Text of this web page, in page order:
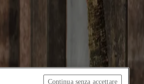
Continua senza accettare